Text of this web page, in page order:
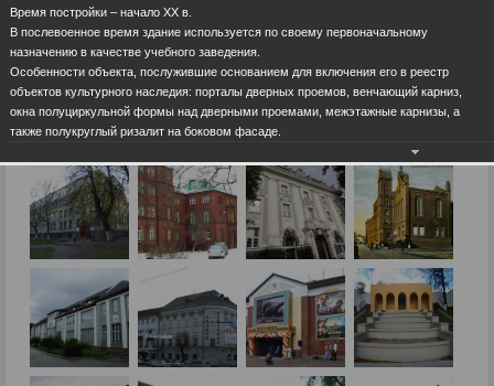
Время постройки – начало ХХ в.
В послевоенное время здание используется по своему первоначальному
назначению в качестве учебного заведения.
Особенности объекта, послужившие основанием для включения его в реестр
объектов культурного наследия: порталы дверных проемов, венчающий карниз,
окна полуциркульной формы над дверными проемами, межэтажные карнизы, а
также полукруглый ризалит на боковом фасаде.